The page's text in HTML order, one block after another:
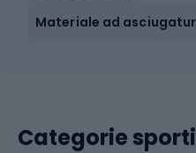
Materiale ad
Categorie